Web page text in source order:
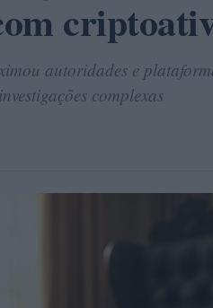
autoridades e
complexas